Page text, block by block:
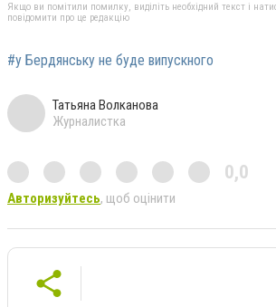
Якщо ви помітили помилку, виділіть необхідний текст і
повідомити про це редакцію
#у Бердянську не буде випускного
Татьяна Волканова
Журналистка
0,0
Авторизуйтесь, щоб оцінити